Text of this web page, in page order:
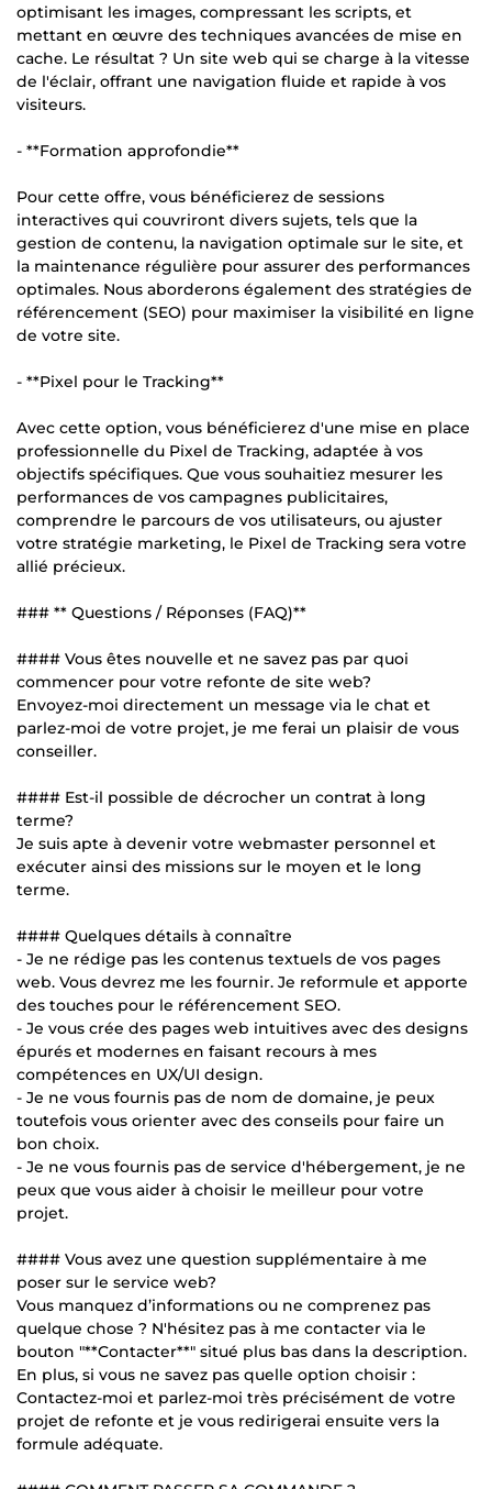
optimisant les images, compressant les scripts, et
mettant en œuvre des techniques avancées de mise en
cache. Le résultat ? Un site web qui se charge à la vitesse
de l'éclair, offrant une navigation fluide et rapide à vos
visiteurs.
- **Formation approfondie**
Pour cette offre, vous bénéficierez de sessions
interactives qui couvriront divers sujets, tels que la
gestion de contenu, la navigation optimale sur le site, et
la maintenance régulière pour assurer des performances
optimales. Nous aborderons également des stratégies de
référencement (SEO) pour maximiser la visibilité en ligne
de votre site.
- **Pixel pour le Tracking**
Avec cette option, vous bénéficierez d'une mise en place
professionnelle du Pixel de Tracking, adaptée à vos
objectifs spécifiques. Que vous souhaitiez mesurer les
performances de vos campagnes publicitaires,
comprendre le parcours de vos utilisateurs, ou ajuster
votre stratégie marketing, le Pixel de Tracking sera votre
allié précieux.
### ** Questions / Réponses (FAQ)**
#### Vous êtes nouvelle et ne savez pas par quoi
commencer pour votre refonte de site web?
Envoyez-moi directement un message via le chat et
parlez-moi de votre projet, je me ferai un plaisir de vous
conseiller.
#### Est-il possible de décrocher un contrat à long
terme?
Je suis apte à devenir votre webmaster personnel et
exécuter ainsi des missions sur le moyen et le long
terme.
#### Quelques détails à connaître
- Je ne rédige pas les contenus textuels de vos pages
web. Vous devrez me les fournir. Je reformule et apporte
des touches pour le référencement SEO.
- Je vous crée des pages web intuitives avec des designs
épurés et modernes en faisant recours à mes
compétences en UX/UI design.
- Je ne vous fournis pas de nom de domaine, je peux
toutefois vous orienter avec des conseils pour faire un
bon choix.
- Je ne vous fournis pas de service d'hébergement, je ne
peux que vous aider à choisir le meilleur pour votre
projet.
#### Vous avez une question supplémentaire à me
poser sur le service web?
Vous manquez d’informations ou ne comprenez pas
quelque chose ? N'hésitez pas à me contacter via le
bouton "**Contacter**" situé plus bas dans la description.
En plus, si vous ne savez pas quelle option choisir :
Contactez-moi et parlez-moi très précisément de votre
projet de refonte et je vous redirigerai ensuite vers la
formule adéquate.